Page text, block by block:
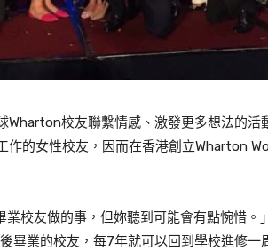
Wharton校友聯繫情感、激發更多想法的活
作的女性校友，因而在香港創立Wharton
業校友做的事，但妳聽到可能會有點惋惜。」
畢業的校友，每7年就可以回到學校進修一